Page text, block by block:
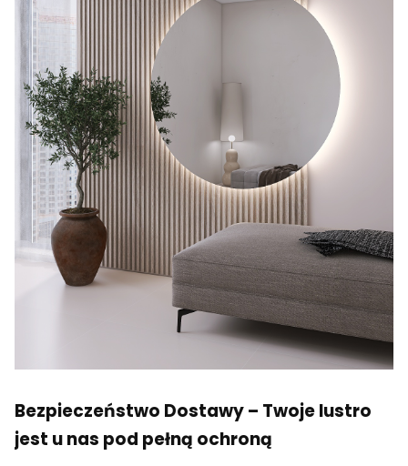
Bezpieczeństwo Dostawy – Twoje lustro
jest u nas pod pełną ochroną